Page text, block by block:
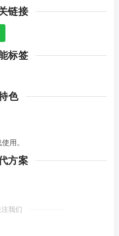
链接
标签
色
用。
方案
注我们